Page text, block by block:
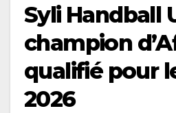
Syli Handball
champion
qualifié pour
2026